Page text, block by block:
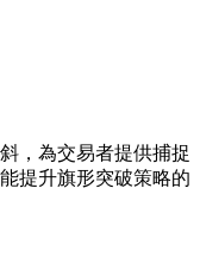
，為交易者提供捕捉
提升旗形突破策略的